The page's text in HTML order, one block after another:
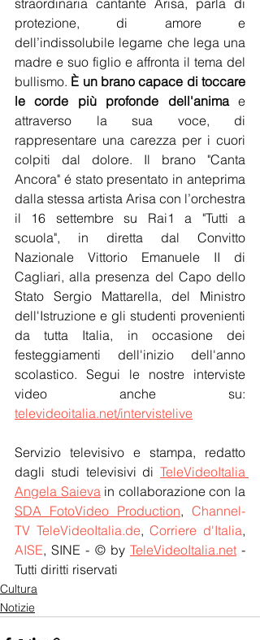
protezione, di amore e
dell’indissolubile legame che lega una
madre e suo figlio e affronta il tema del
bullismo. È un brano capace di toccare
le corde più profonde dell'anima e
attraverso la sua voce, di
rappresentare una carezza per i cuori
colpiti dal dolore. Il brano "Canta
Ancora" é stato presentato in anteprima
dalla stessa artista Arisa con l’orchestra
il 16 settembre su Rai1 a "Tutti a
scuola", in diretta dal Convitto
Nazionale Vittorio Emanuele II di
Cagliari, alla presenza del Capo dello
Stato Sergio Mattarella, del Ministro
dell'Istruzione e gli studenti provenienti
da tutta Italia, in occasione dei
festeggiamenti dell'inizio dell'anno
scolastico. Segui le nostre interviste
televideoitalia.net/intervistelive
Servizio televisivo e stampa, redatto
dagli studi televisivi di TeleVideoItalia
Angela Saieva
SDA FotoVideo Production, Channel-
TV TeleVideoItalia.de, Corriere d'Italia
AISE, SINE - © by TeleVideoItalia.net -
Tutti diritti riservati
Cultura
Notizie